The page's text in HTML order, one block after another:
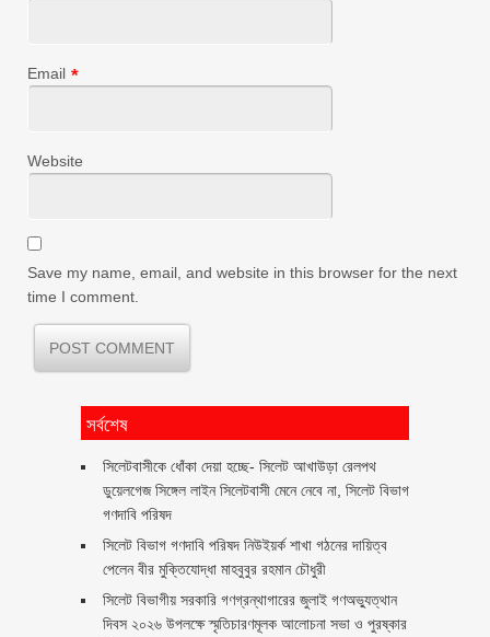
Email *
Website
Save my name, email, and website in this browser for the next
time I comment.
সর্বশেষ
‎সিলেটবাসীকে ধোঁকা দেয়া হচ্ছে- সিলেট আখাউড়া রেলপথ
ডুয়েলগেজ সিঙ্গেল লাইন সিলেটবাসী মেনে নেবে না, সিলেট বিভাগ
গণদাবি পরিষদ
সিলেট বিভাগ গণদাবি পরিষদ নিউইয়র্ক শাখা গঠনের দায়িত্ব
পেলেন বীর মুক্তিযোদ্ধা মাহবুবুর রহমান চৌধুরী ‎ ‎
সিলেট বিভাগীয় সরকারি গণগ্রন্থাগারের জুলাই গণঅভ্যুত্থান
দিবস ২০২৬ উপলক্ষে স্মৃতিচারণমূলক আলোচনা সভা ও পুরষ্কার